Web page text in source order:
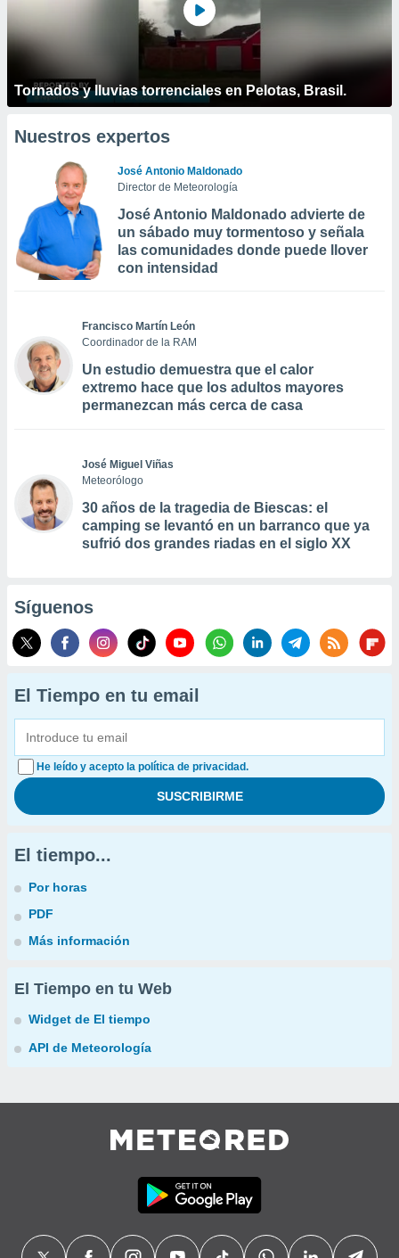
Tornados y lluvias torrenciales en Pelotas, Brasil.
Nuestros expertos
José Antonio Maldonado
Director de Meteorología
José Antonio Maldonado advierte de
un sábado muy tormentoso y señala
las comunidades donde puede llover
con intensidad
Francisco Martín León
Coordinador de la RAM
Un estudio demuestra que el calor
extremo hace que los adultos mayores
permanezcan más cerca de casa
José Miguel Viñas
Meteorólogo
30 años de la tragedia de Biescas: el
camping se levantó en un barranco que ya
sufrió dos grandes riadas en el siglo XX
Síguenos
El Tiempo en tu email
He leído y acepto la política de privacidad.
El tiempo...
Por horas
PDF
Más información
El Tiempo en tu Web
Widget de El tiempo
API de Meteorología